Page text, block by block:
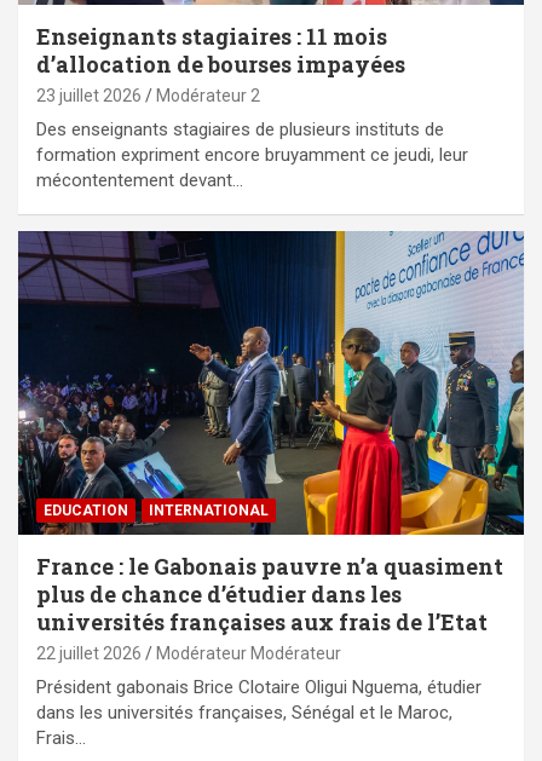
Enseignants stagiaires : 11 mois
d’allocation de bourses impayées
23 juillet 2026 Modérateur 2
Des enseignants stagiaires de plusieurs instituts de
formation expriment encore bruyamment ce jeudi, leur
mécontentement devant…
EDUCATION INTERNATIONAL
France : le Gabonais pauvre n’a quasiment
plus de chance d’étudier dans les
universités françaises aux frais de l’Etat
22 juillet 2026 Modérateur Modérateur
Président gabonais Brice Clotaire Oligui Nguema, étudier
dans les universités françaises, Sénégal et le Maroc,
Frais…